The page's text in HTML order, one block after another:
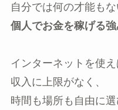
自分では何の才能も
個人でお金を稼げる
インターネットを使
収入に上限がなく、
時間も場所も自由に